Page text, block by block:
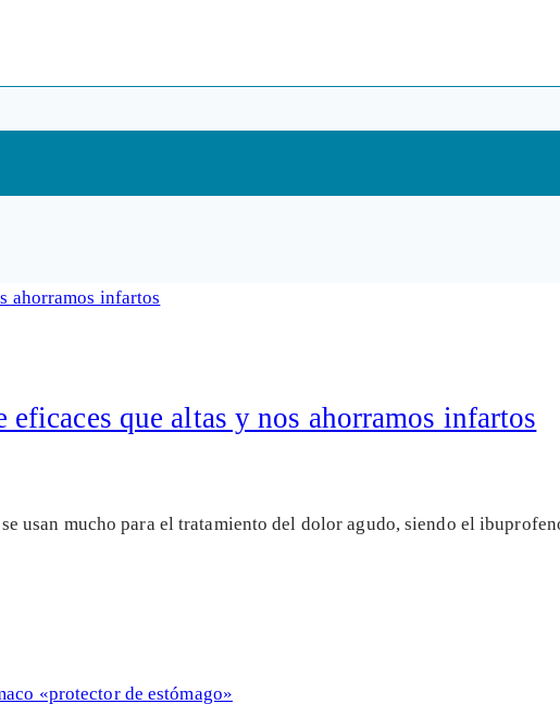
que altas y nos ahorramos infartos
usan mucho para el tratamiento del dolor agudo, siendo el